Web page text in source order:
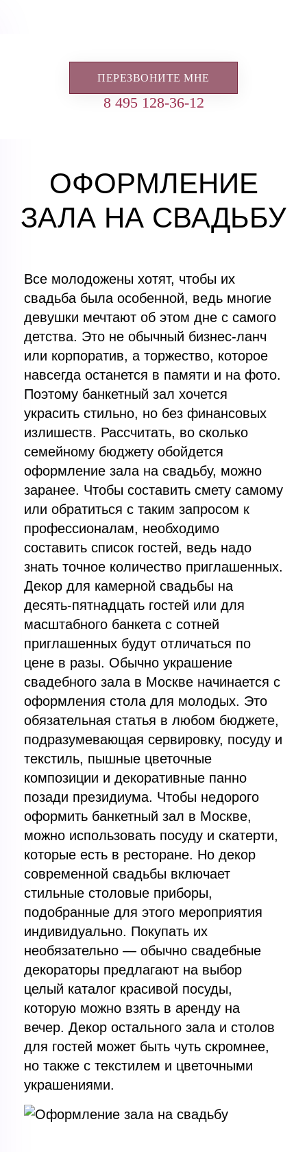
ПЕРЕЗВОНИТЕ МНЕ
8 495 128-36-12
ОФОРМЛЕНИЕ
ЗАЛА НА СВАДЬБУ
Все молодожены хотят, чтобы их
свадьба была особенной, ведь многие
девушки мечтают об этом дне с самого
детства. Это не обычный бизнес-ланч
или корпоратив, а торжество, которое
навсегда останется в памяти и на фото.
Поэтому банкетный зал хочется
украсить стильно, но без финансовых
излишеств. Рассчитать, во сколько
семейному бюджету обойдется
оформление зала на свадьбу, можно
заранее. Чтобы составить смету самому
или обратиться с таким запросом к
профессионалам, необходимо
составить список гостей, ведь надо
знать точное количество приглашенных.
Декор для камерной свадьбы на
десять-пятнадцать гостей или для
масштабного банкета с сотней
приглашенных будут отличаться по
цене в разы. Обычно украшение
свадебного зала в Москве начинается с
оформления стола для молодых. Это
обязательная статья в любом бюджете,
подразумевающая сервировку, посуду и
текстиль, пышные цветочные
композиции и декоративные панно
позади президиума. Чтобы недорого
оформить банкетный зал в Москве,
можно использовать посуду и скатерти,
которые есть в ресторане. Но декор
современной свадьбы включает
стильные столовые приборы,
подобранные для этого мероприятия
индивидуально. Покупать их
необязательно — обычно свадебные
декораторы предлагают на выбор
целый каталог красивой посуды,
которую можно взять в аренду на
вечер. Декор остального зала и столов
для гостей может быть чуть скромнее,
но также с текстилем и цветочными
украшениями.